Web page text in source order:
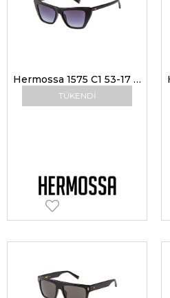
TÜKENDI
Hermossa 1575 C1 53-17 Kadın Güneş Gözlükleri